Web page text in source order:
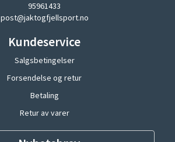
95961433
post@jaktogfjellsport.no
Kundeservice
Salgsbetingelser
Forsendelse og retur
Betaling
Retur av varer